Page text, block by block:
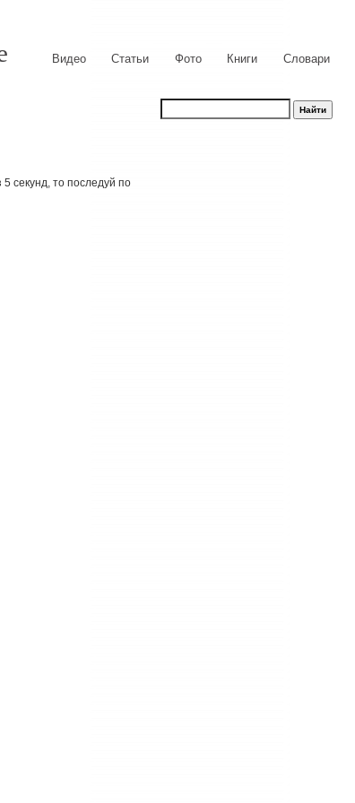
Видео Статьи Фото Книги Словари
секунд, то последуй по